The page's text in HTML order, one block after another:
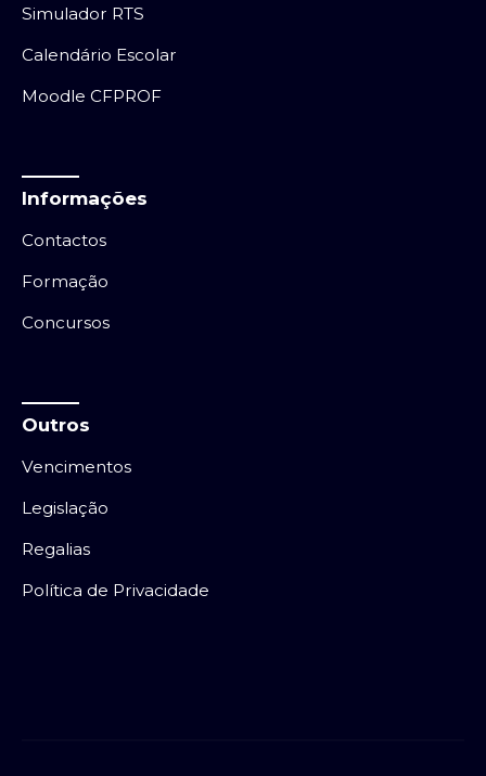
Simulador RTS
Calendário Escolar
Moodle CFPROF
Informações
Contactos
Formação
Concursos
Outros
Vencimentos
Legislação
Regalias
Política de Privacidade